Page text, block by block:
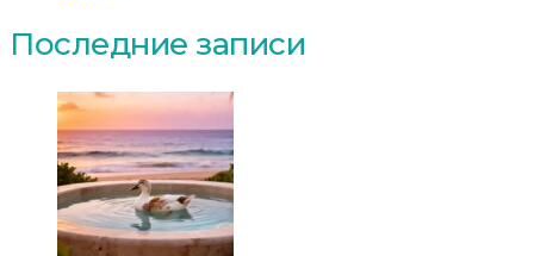
Последние записи